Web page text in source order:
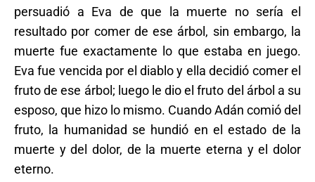
persuadió a Eva de que la muerte no sería el
resultado por comer de ese árbol, sin embargo, la
muerte fue exactamente lo que estaba en juego.
Eva fue vencida por el diablo y ella decidió comer el
fruto de ese árbol; luego le dio el fruto del árbol a su
esposo, que hizo lo mismo. Cuando Adán comió del
fruto, la humanidad se hundió en el estado de la
muerte y del dolor, de la muerte eterna y el dolor
eterno.